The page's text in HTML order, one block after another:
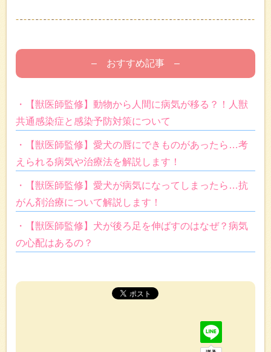
– おすすめ記事 –
・【獣医師監修】動物から人間に病気が移る？！人獣
共通感染症と感染予防対策について
・【獣医師監修】愛犬の唇にできものがあったら…考
えられる病気や治療法を解説します！
・【獣医師監修】愛犬が病気になってしまったら…抗
がん剤治療について解説します！
・【獣医師監修】犬が後ろ足を伸ばすのはなぜ？病気
の心配はあるの？